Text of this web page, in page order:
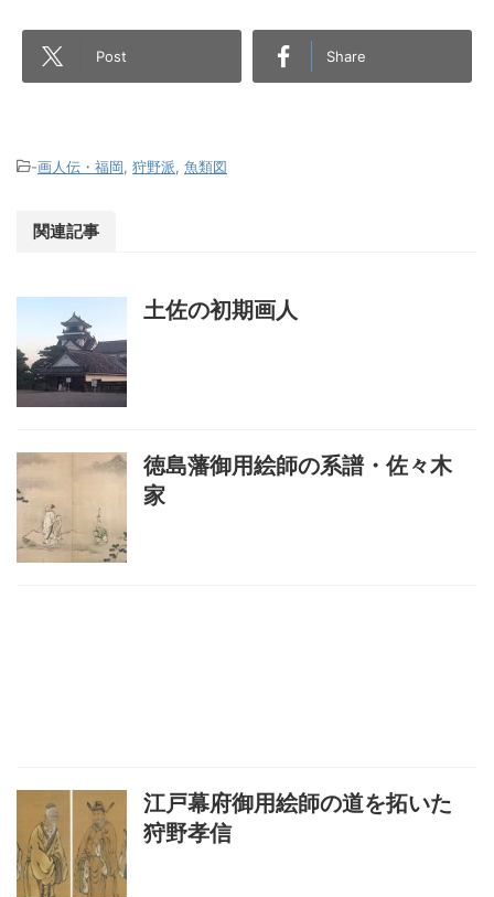
Post Share
-画人伝・福岡 狩野派 魚類図
関連記事
土佐の初期画人
徳島藩御用絵師の系譜・佐々木
家
江戸幕府御用絵師の道を拓いた
狩野孝信